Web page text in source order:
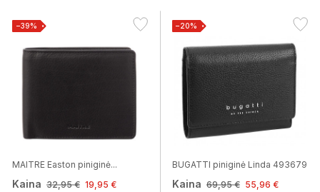
−39%
MAITRE Easton piniginė...
Kaina 32,95 € 19,95 €
−20%
BUGATTI piniginė Linda 493679
Kaina 69,95 € 55,96 €